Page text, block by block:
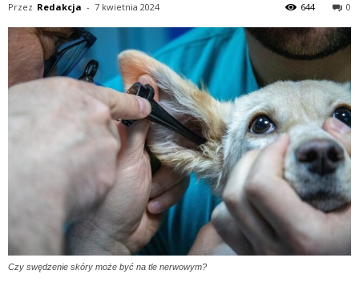
Przez Redakcja - 7 kwietnia 2024 0
644
Czy swędzenie skóry może być na tle nerwowym?